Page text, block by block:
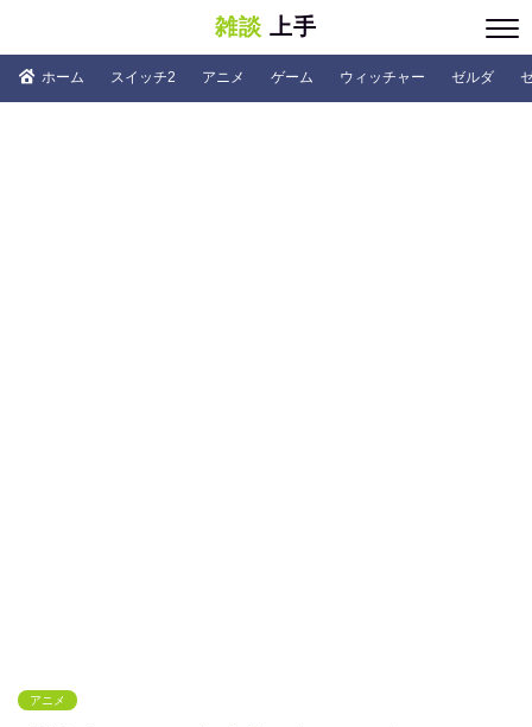
雑談 上手
ホーム スイッチ2 アニメ ゲーム ウィッチャー ゼルダ
アニメ